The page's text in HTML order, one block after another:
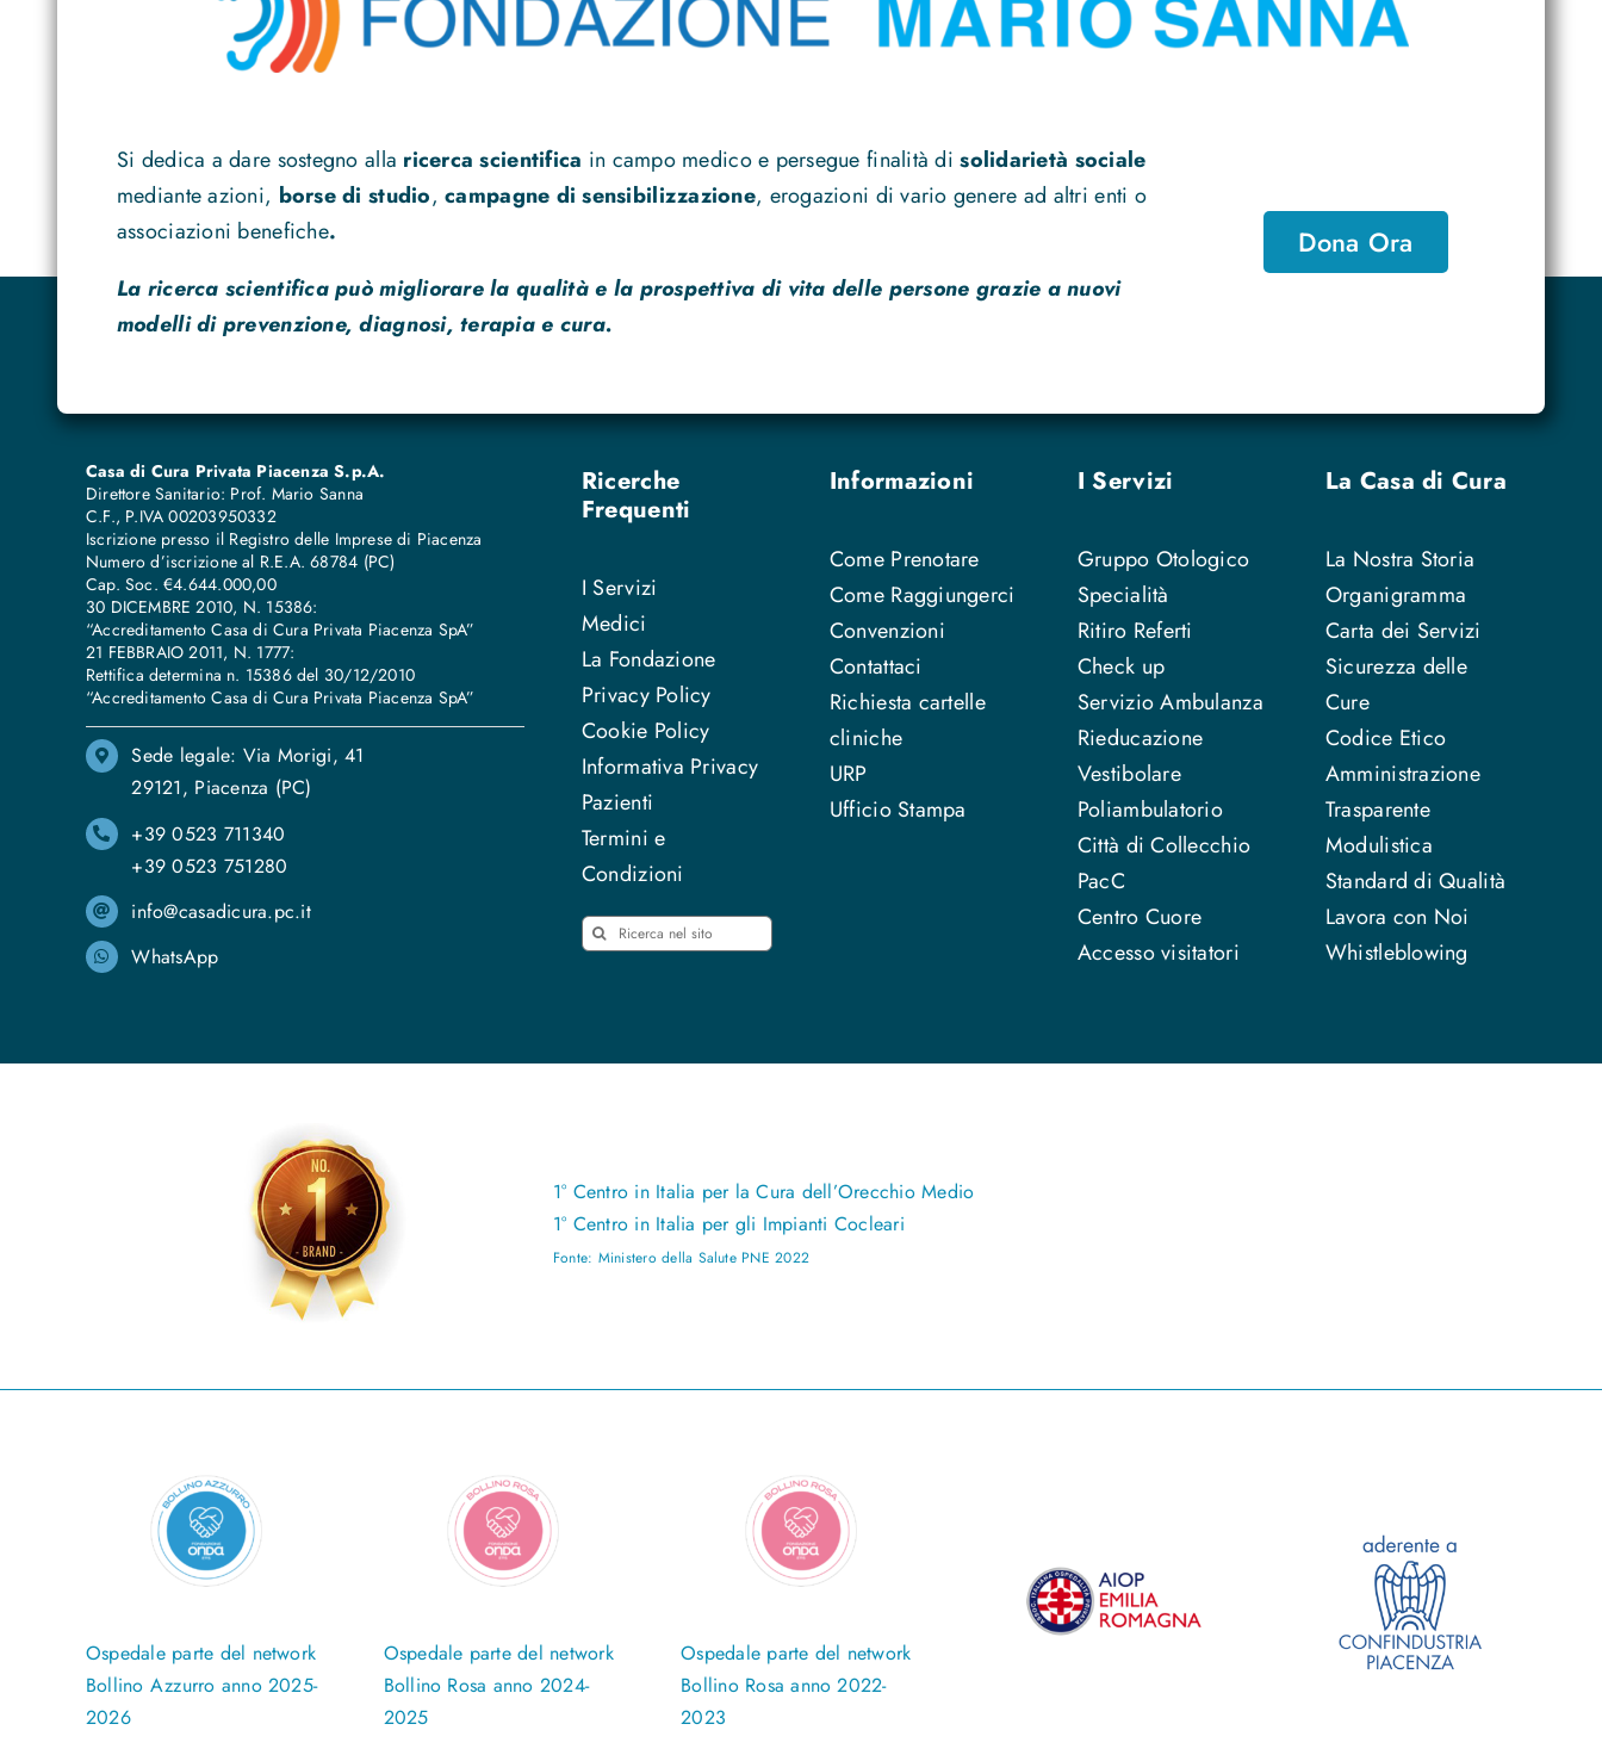
Si dedica a dare sostegno alla ricerca scientifica in campo medico e persegue finalità disolidarietà sociale
mediante azioni, borse di studio,campagne di sensibilizzazione, erogazioni di vario genere ad altri enti o
associazioni benefiche.
La ricerca scientifica può migliorare la qualità e la prospettiva di vita delle persone grazie a nuovi
modelli di prevenzione, diagnosi, terapia e cura.
Dona Ora
Casa di Cura Privata Piacenza S.p.A.
Direttore Sanitario: Prof. Mario Sanna
C.F., P.IVA 00203950332
Iscrizione presso il Registro delle Imprese di Piacenza
Numero d’iscrizione al R.E.A. 68784 (PC)
Cap. Soc. €4.644.000,00
30 DICEMBRE 2010, N. 15386:
“Accreditamento Casa di Cura Privata Piacenza SpA”
21 FEBBRAIO 2011, N. 1777:
Rettifica determina n. 15386 del 30/12/2010
“Accreditamento Casa di Cura Privata Piacenza SpA”
Sede legale: Via Morigi, 41
29121, Piacenza (PC)
+39 0523 711340
+39 0523 751280
info@casadicura.pc.it
WhatsApp
Ricerche
Frequenti
I Servizi
Medici
La Fondazione
Privacy Policy
Cookie Policy
Informativa Privacy
Pazienti
Termini e
Condizioni
Cerca
Informazioni
Come Prenotare
Come Raggiungerci
Convenzioni
Contattaci
Richiesta cartelle
cliniche
URP
Ufficio Stampa
I Servizi
Gruppo Otologico
Specialità
Ritiro Referti
Check up
Servizio Ambulanza
Rieducazione
Vestibolare
Poliambulatorio
Città di Collecchio
PacC
Centro Cuore
Accesso visitatori
La Casa di Cura
La Nostra Storia
Organigramma
Carta dei Servizi
Sicurezza delle
Cure
Codice Etico
Amministrazione
Trasparente
Modulistica
Standard di Qualità
Lavora con Noi
Whistleblowing
1° Centro in Italia per la Cura dell’Orecchio Medio
1° Centro in Italia per gli Impianti Cocleari
Fonte: Ministero della Salute PNE 2022
Ospedale parte del network
Bollino Azzurro anno 2025-
2026
Ospedale parte del network
Bollino Rosa anno 2024-
2025
Ospedale parte del network
Bollino Rosa anno 2022-
2023